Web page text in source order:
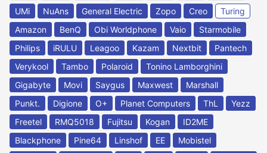
UMi
NuAns General Electric Zopo Creo
Turing
Amazon
BenQ Obi Worldphone Vaio
Starmobile
Philips
iRULU Leagoo Kazam Nextbit
Pantech
Verykool
Tambo Polaroid
Tonino Lamborghini
Gigabyte
Movi Saygus Maxwest
Marshall
Punkt.
Digione O+ Planet Computers ThL
Yezz
Freetel
RMQ5018 Fujitsu Kogan
ID2ME
Blackphone
Pine64 Linshof EE
Mobistel